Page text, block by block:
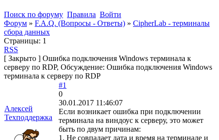
Поиск по форуму Правила Войти
Форум » F.A.Q. (Вопросы - Ответы) » CipherLab - терминалы
сбора данных
Страницы: 1
RSS
[ Закрыто ] Ошибка подключения Windows терминала к
серверу по RDP, Обсуждение: Ошибка подключения Windows
терминала к серверу по RDP
Алексей
Техподдержка
#1
0
30.01.2017 11:46:07
Если возникает ошибка при подключении
терминала на виндоус к серверу, это может
быть по двум причинам:
1. Не совпадает дата и время на терминале и